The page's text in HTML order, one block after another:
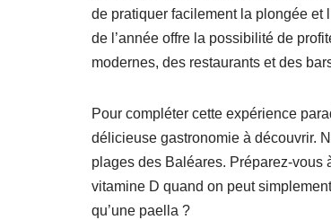
de pratiquer facilement la plongée et
de l’année offre la possibilité de
modernes, des restaurants et des
Pour compléter cette expérience
délicieuse gastronomie à découvrir.
plages des Baléares. Préparez-
vitamine D quand on peut
qu’une paella ?